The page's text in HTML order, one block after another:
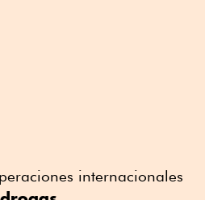
internacionales